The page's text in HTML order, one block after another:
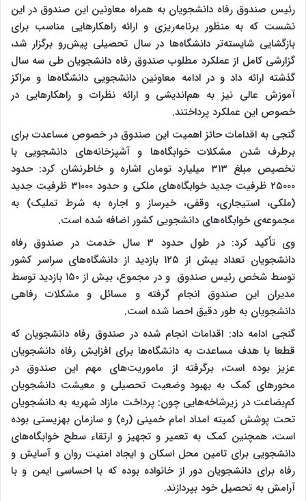
رئیس صندوق رفاه دانشجویان به همراه معاونین این صندوق در این
نشست که به منظور برنامه‌ریزی و ارائه راهکارهایی مناسب برای
بازگشایی شایسته‌تر دانشگاه‌ها در سال تحصیلی پیش‌رو برگزار شد،
گزارشی کامل از عملکرد مطلوب صندوق رفاه دانشجویان طی سه سال
گذشته ارائه داد و در ادامه معاونین دانشجویی دانشگاه‌ها و مراکز
آموزش عالی نیز به هم‌اندیشی و ارائه نظرات و راهکارهایی در
خصوص این عملکرد پرداختند.
گنجی به اقدامات حائز اهمیت این صندوق در خصوص مساعدت برای
برطرف شدن مشکلات خوابگاه‌ها و آشپزخانه‌های دانشجویی با
تخصیص مبلغ ۳۱۳ میلیارد تومان اشاره و خاطرنشان کرد: حدود
۲۵۰۰۰ ظرفیت جدید خوابگاه‌های ملکی و حدود ۳۱۰۰۰ ظرفیت جدید
(ملکی، استیجاری، وقفی، خیرساز و اجاره به شرط تملیک) به
مجموعه‌ی خوابگاه‌های دانشجویی کشور اضافه شده است.
وی تأکید کرد: در طول حدود ۳ سال خدمت در صندوق رفاه
دانشجویان تعداد بیش از ۱۲۵ بازدید از دانشگاه‌های سراسر کشور
توسط شخص رئیس صندوق و در مجموع، بیش از ۱۵۰ بازدید توسط
مدیران این صندوق انجام گرفته و مسائل و مشکلات رفاهی
دانشجویان به طور دقیق احصا شده است.
گنجی ادامه داد: اقدامات انجام شده در صندوق رفاه دانشجویان که
قطعا با هدف مساعدت به دانشگاه‌ها برای افزایش رفاه دانشجویان
عزیز بوده است، برگرفته از ماموریت‌های مهم این صندوق در
محورهای کمک به بهبود وضعیت تحصیلی و معیشت دانشجویان
کم‌بضاعت در زیرشاخه‌هایی چون: پرداخت مازاد شهریه به دانشجویان
تحت پوشش کمیته امداد امام خمینی (ره) و سازمان بهزیستی بوده
است، همچنین کمک به تعمیر و تجهیز و ارتقاء سطح خوابگاه‌های
دانشجویی برای تامین محل اسکان و ایجاد امنیت روان و آسایش و
رفاه برای دانشجویان دور از خانواده بوده که با احساسی ایمن و با
آرامش به تحصیل خود بپردازند.